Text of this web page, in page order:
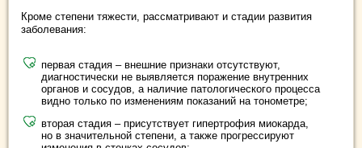
Кроме степени тяжести, рассматривают и стадии развития
заболевания:
первая стадия – внешние признаки отсутствуют,
диагностически не выявляется поражение внутренних
органов и сосудов, а наличие патологического процесса
видно только по изменениям показаний на тонометре;
вторая стадия – присутствует гипертрофия миокарда,
но в значительной степени, а также прогрессируют